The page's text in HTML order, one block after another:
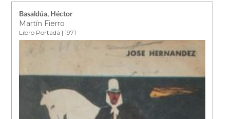
Basaldúa, Héctor
Martín Fierro
Libro Portada | 1971